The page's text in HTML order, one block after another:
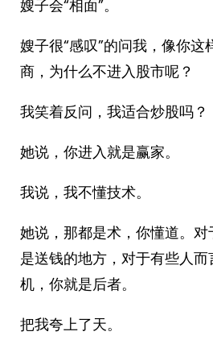
嫂子会“相面”。
嫂子很“感叹”的问我，像你这
商，为什么不进入股市呢？
我笑着反问，我适合炒股吗？
她说，你进入就是赢家。
我说，我不懂技术。
她说，那都是术，你懂道。
是送钱的地方，对于有些人
机，你就是后者。
把我夸上了天。